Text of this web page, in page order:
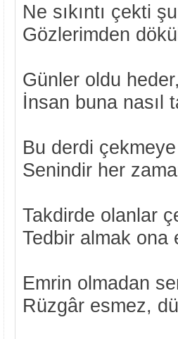
Ne sıkıntı çekti
Gözlerimden
Günler oldu
İnsan buna nasıl
Bu derdi
Senindir her
Takdirde olanlar
Tedbir almak ona
Emrin olmadan
Rüzgâr esmez,